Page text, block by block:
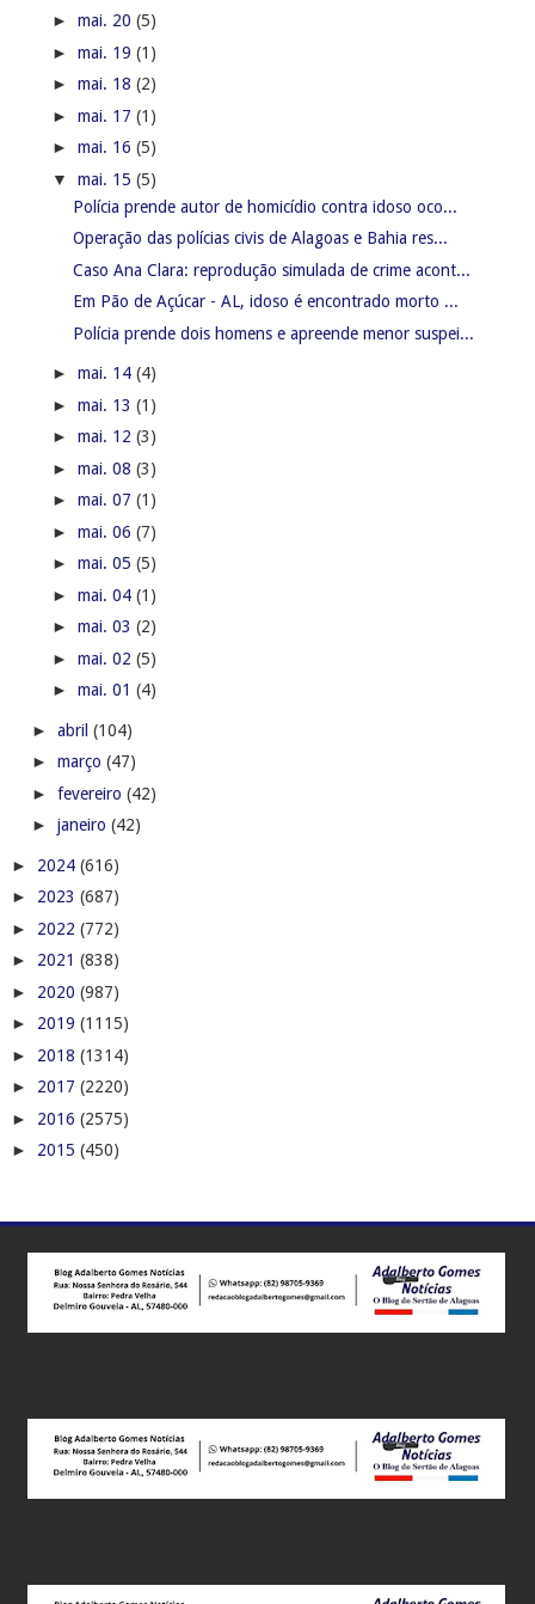
► mai. 20 (5)
► mai. 19 (1)
► mai. 18 (2)
► mai. 17 (1)
► mai. 16 (5)
▼ mai. 15 (5)
Polícia prende autor de homicídio contra idoso oco...
Operação das polícias civis de Alagoas e Bahia res...
Caso Ana Clara: reprodução simulada de crime acont...
Em Pão de Açúcar - AL, idoso é encontrado morto ...
Polícia prende dois homens e apreende menor suspei...
► mai. 14 (4)
► mai. 13 (1)
► mai. 12 (3)
► mai. 08 (3)
► mai. 07 (1)
► mai. 06 (7)
► mai. 05 (5)
► mai. 04 (1)
► mai. 03 (2)
► mai. 02 (5)
► mai. 01 (4)
► abril (104)
► março (47)
► fevereiro (42)
► janeiro (42)
► 2024 (616)
► 2023 (687)
► 2022 (772)
► 2021 (838)
► 2020 (987)
► 2019 (1115)
► 2018 (1314)
► 2017 (2220)
► 2016 (2575)
► 2015 (450)